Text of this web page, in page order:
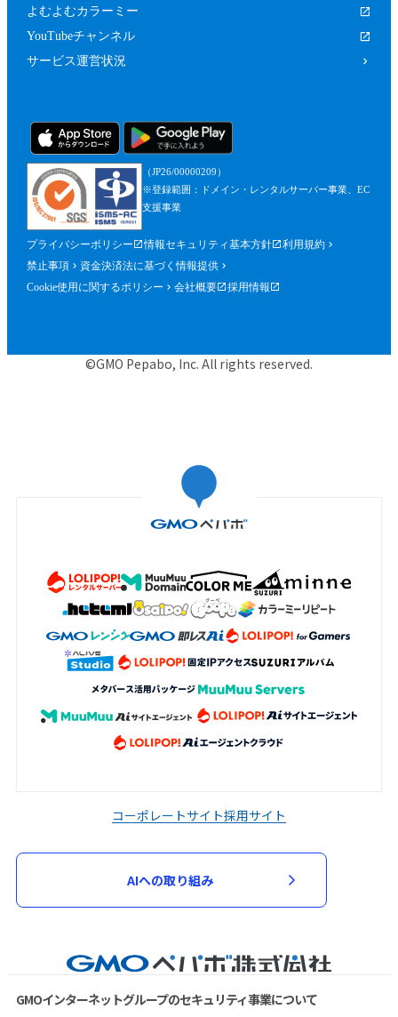
よむよむカラーミー
YouTubeチャンネル
サービス運営状況
（JP26/00000209）
※登録範囲：ドメイン・レンタルサーバー事業、EC
支援事業
プライバシーポリシー 情報セキュリティ基本方針
利用規約
禁止事項
資金決済法に基づく情報提供
Cookie使用に関するポリシー
会社概要 採用情報
©GMO Pepabo, Inc. All rights reserved.
コーポレートサイト採用サイト
AIへの取り組み
GMOインターネットグループのセキュリティ事業について